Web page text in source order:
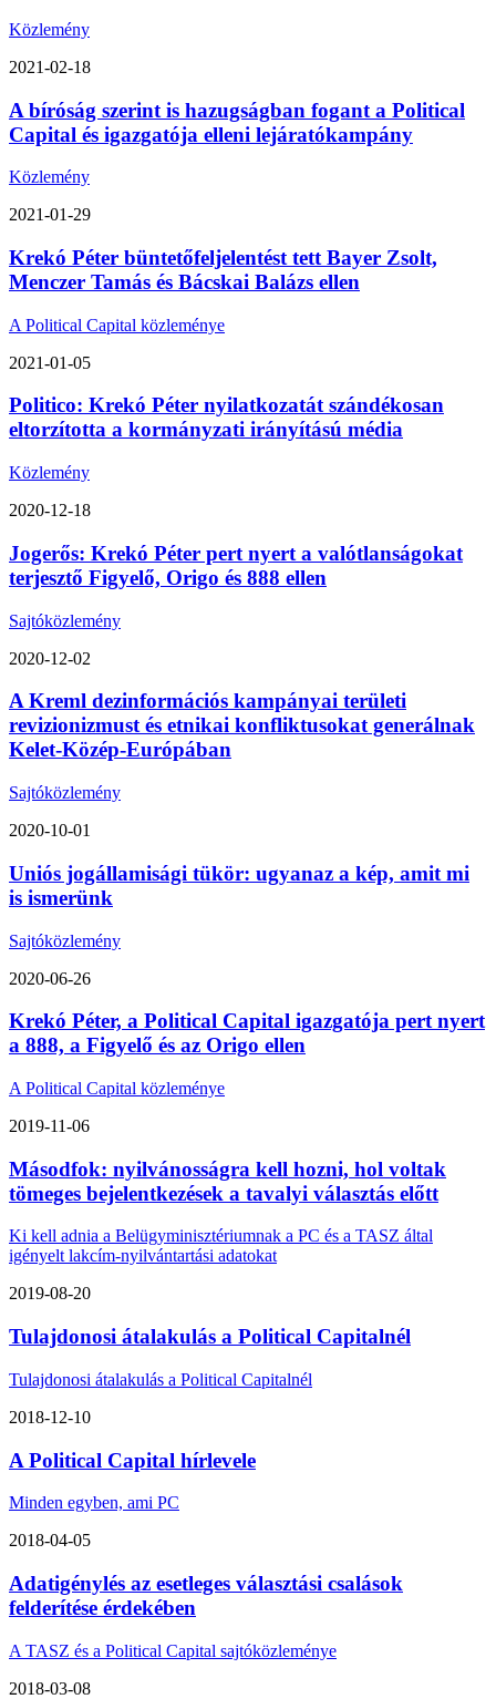
Közlemény
2021-02-18
A bíróság szerint is hazugságban fogant a Political
Capital és igazgatója elleni lejáratókampány
Közlemény
2021-01-29
Krekó Péter büntetőfeljelentést tett Bayer Zsolt,
Menczer Tamás és Bácskai Balázs ellen
A Political Capital közleménye
2021-01-05
Politico: Krekó Péter nyilatkozatát szándékosan
eltorzította a kormányzati irányítású média
Közlemény
2020-12-18
Jogerős: Krekó Péter pert nyert a valótlanságokat
terjesztő Figyelő, Origo és 888 ellen
Sajtóközlemény
2020-12-02
A Kreml dezinformációs kampányai területi
revizionizmust és etnikai konfliktusokat generálnak
Kelet-Közép-Európában
Sajtóközlemény
2020-10-01
Uniós jogállamisági tükör: ugyanaz a kép, amit mi
is ismerünk
Sajtóközlemény
2020-06-26
Krekó Péter, a Political Capital igazgatója pert nyert
a 888, a Figyelő és az Origo ellen
A Political Capital közleménye
2019-11-06
Másodfok: nyilvánosságra kell hozni, hol voltak
tömeges bejelentkezések a tavalyi választás előtt
Ki kell adnia a Belügyminisztériumnak a PC és a TASZ által
igényelt lakcím-nyilvántartási adatokat
2019-08-20
Tulajdonosi átalakulás a Political Capitalnél
Tulajdonosi átalakulás a Political Capitalnél
2018-12-10
A Political Capital hírlevele
Minden egyben, ami PC
2018-04-05
Adatigénylés az esetleges választási csalások
felderítése érdekében
A TASZ és a Political Capital sajtóközleménye
2018-03-08